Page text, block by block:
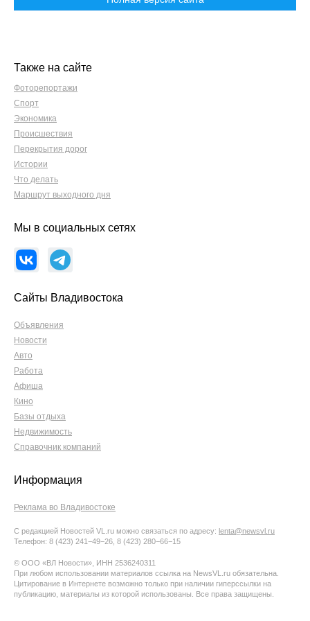
Также на сайте
Фоторепортажи
Спорт
Экономика
Происшествия
Перекрытия дорог
Истории
Что делать
Маршрут выходного дня
Мы в социальных сетях
Сайты Владивостока
Объявления
Новости
Авто
Работа
Афиша
Кино
Базы отдыха
Недвижимость
Справочник компаний
Информация
Реклама во Владивостоке
С редакцией Новостей VL.ru можно связаться по адресу: lenta@newsvl.ru
Телефон: 8 (423) 241−49−26, 8 (423) 280−66−15
© ООО «ВЛ Новости», ИНН 2536240311
При любом использовании материалов ссылка на NewsVL.ru обязательна.
Цитирование в Интернете возможно только при наличии гиперссылки на
публикацию, материалы из которой использованы. Все права защищены.